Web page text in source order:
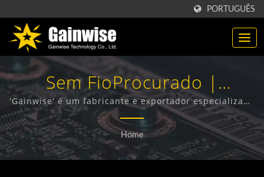
PORTUGUÊS
Sem FioProcurado |
Fabricante De Produtos De
Telecomunicações 'Made In
Taiwan' | 'Gainwise
'Gainwise' é um fabricante e exportador especializado
no design, desenvolvimento e fabricação de Terminais
Sem Fio Fixos, Interfone 4G, Abre-portões 4G e
Detector de Fumaça 4G.
Home